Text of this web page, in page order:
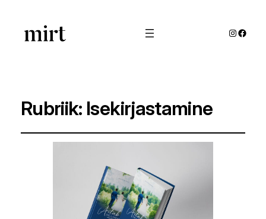
Rubriik: Isekirjastamine